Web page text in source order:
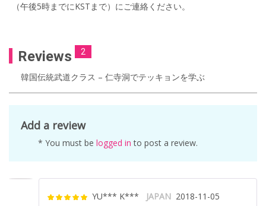
（午後5時までにKSTまで）にご連絡ください。
Reviews 2
韓国伝統武道クラス – 仁寺洞でテッキョンを学ぶ
Add a review
* You must be logged in to post a review.
YU*** K*** JAPAN 2018-11-05